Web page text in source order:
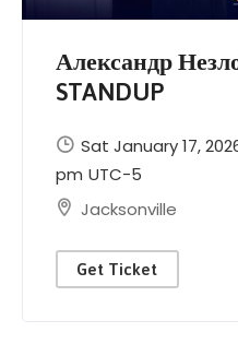
Александр
STANDUP
Sat January 17,
pm UTC-5
Jacksonville
Get Ticket